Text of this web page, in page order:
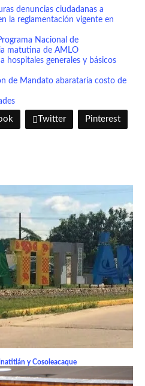
denuncias ciudadanas a
la reglamentación vigente en
Nacional de
matutina de AMLO
hospitales generales y básicos
de Mandato abarataría costo de
Twitter Pinterest
y Cosoleacaque